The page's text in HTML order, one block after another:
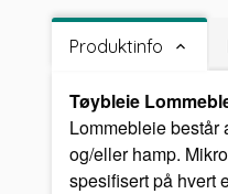
Produktinfo
Tøybleie
Lommebleie består
og/eller hamp.
spesifisert på hvert